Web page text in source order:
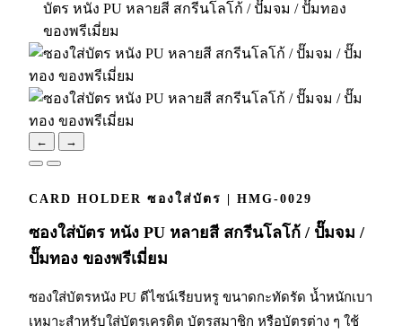
บัตร หนัง PU หลายสี สกรีนโลโก้ / ปั๊มจม / ปั๊มทอง
ของพรีเมี่ยม
← →
CARD HOLDER ซองใส่บัตร | HMG-0029
ซองใส่บัตร หนัง PU หลายสี สกรีนโลโก้ / ปั๊มจม /
ปั๊มทอง ของพรีเมี่ยม
ซองใส่บัตรหนัง PU ดีไซน์เรียบหรู ขนาดกะทัดรัด น้ำหนักเบา
เหมาะสำหรับใส่บัตรเครดิต บัตรสมาชิก หรือบัตรต่าง ๆ ใช้